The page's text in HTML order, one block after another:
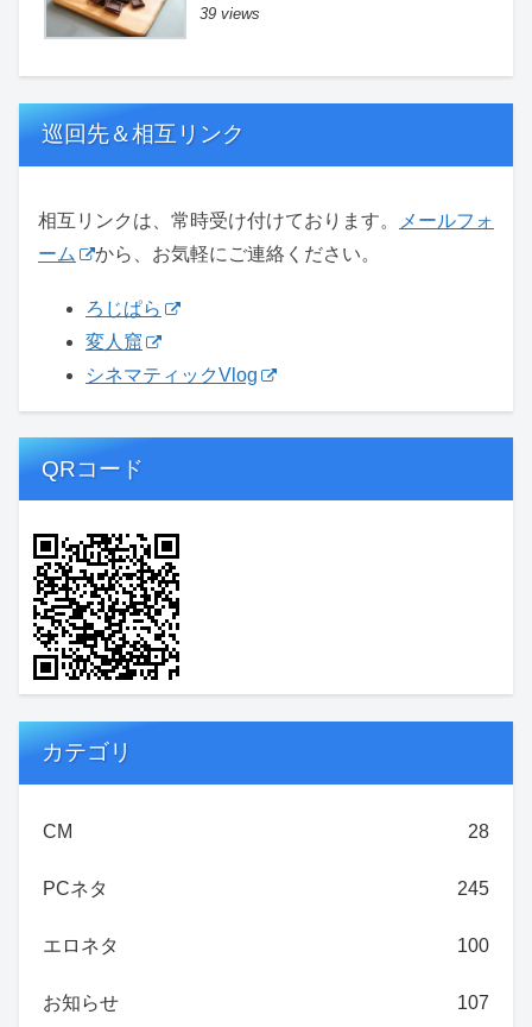
39 views
巡回先＆相互リンク
相互リンクは、常時受け付けております。
メールフォ
ーム
から、お気軽にご連絡ください。
ろじぱら
変人窟
シネマティックVlog
QRコード
カテゴリ
CM 28
PCネタ 245
エロネタ 100
お知らせ 107